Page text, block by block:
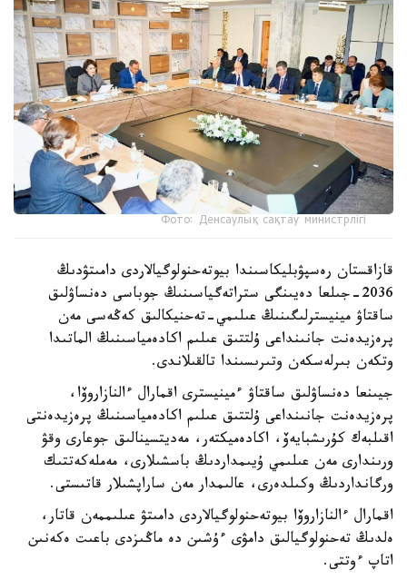
Фото: Денсаулық сақтау министрлігі
قازاقستان رەسپۋبليكاسىندا بيوتەحنولوگيالاردى دامىتۋدىڭ
2036-جىلعا دەيىنگى ستراتەگياسىنىڭ جوباسى دەنساۋلىق
ساقتاۋ مينيسترلىگىنىڭ عىلىمي-تەحنيكالىق كەڭەسى مەن
پرەزيدەنت جانىنداعى ۇلتتىق عىلىم اكادەمياسىنىڭ الماتىدا
وتكەن بىرلەسكەن وتىرىسىندا تالقىلاندى.
جيىنعا دەنساۋلىق ساقتاۋ ءمينيسترى اقمارال ءالنازاروۆا،
پرەزيدەنت جانىنداعى ۇلتتىق عىلىم اكادەمياسىنىڭ پرەزيدەنتى
اقىلبەك كۇرىشبايەۆ، اكادەميكتەر، مەديتسينالىق جوعارى وقۋ
ورىندارى مەن عىلىمي ۇيىمداردىڭ باسشىلارى، مەملەكەتتىك
ورگانداردىڭ وكىلدەرى، عالىمدار مەن ساراپشىلار قاتىستى.
اقمارال ءالنازاروۆا بيوتەحنولوگيالاردى دامىتۋ عىلىممەن قاتار،
ەلدىڭ تەحنولوگيالىق دامۋى ءۇشىن دە ماڭىزدى باعىت ەكەنىن
اتاپ ءوتتى.